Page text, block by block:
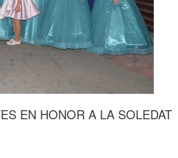
EN HONOR A LA SOLEDAT